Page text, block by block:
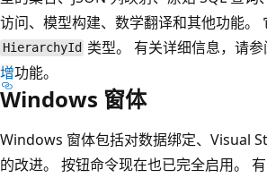
访问、模型构建、数学翻译和其他功能。
HierarchyId 类型。 有关详细信息，请参
增功能。
Windows 窗体
Windows 窗体包括对数据绑定、Visual
的改进。 按钮命令现在也已完全启用。